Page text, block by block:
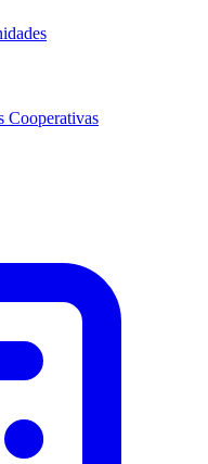
Cooperativas